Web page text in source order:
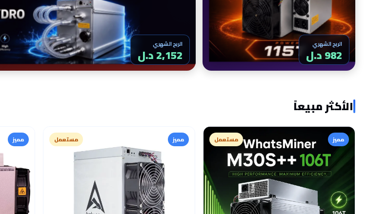
الربح الشهري
982 د.ل
الربح الشهري
2,152 د.ل
الأكثر مبيعاً
مميز مستعمل مميز مستعمل مميز